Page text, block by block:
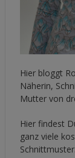
Hier bloggt
Näherin,
Mutter von
Hier findest
ganz viele
Schnittmuster.